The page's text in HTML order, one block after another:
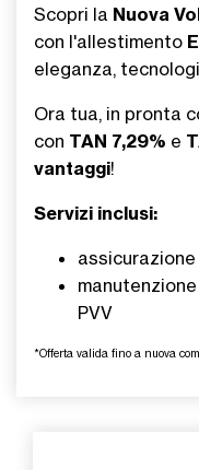
Scopri la Nuova
con l'allestimento
eleganza,
Ora tua, in pronta
con TAN 7,29% e
vantaggi!
Servizi inclusi:
PVV
*Offerta valida fino a nuova